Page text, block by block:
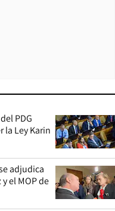
PDG
la Ley Karin
adjudica
el MOP de